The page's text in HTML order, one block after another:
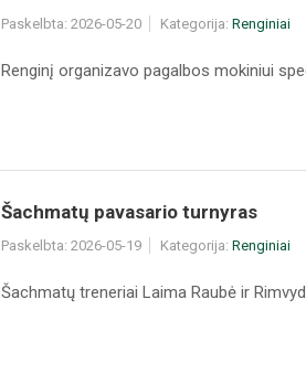
Paskelbta: 2026-05-20 Kategorija: Renginiai
Renginį organizavo pagalbos mokiniui
Šachmatų pavasario turnyras
Paskelbta: 2026-05-19 Kategorija: Renginiai
Šachmatų treneriai Laima Raubė ir